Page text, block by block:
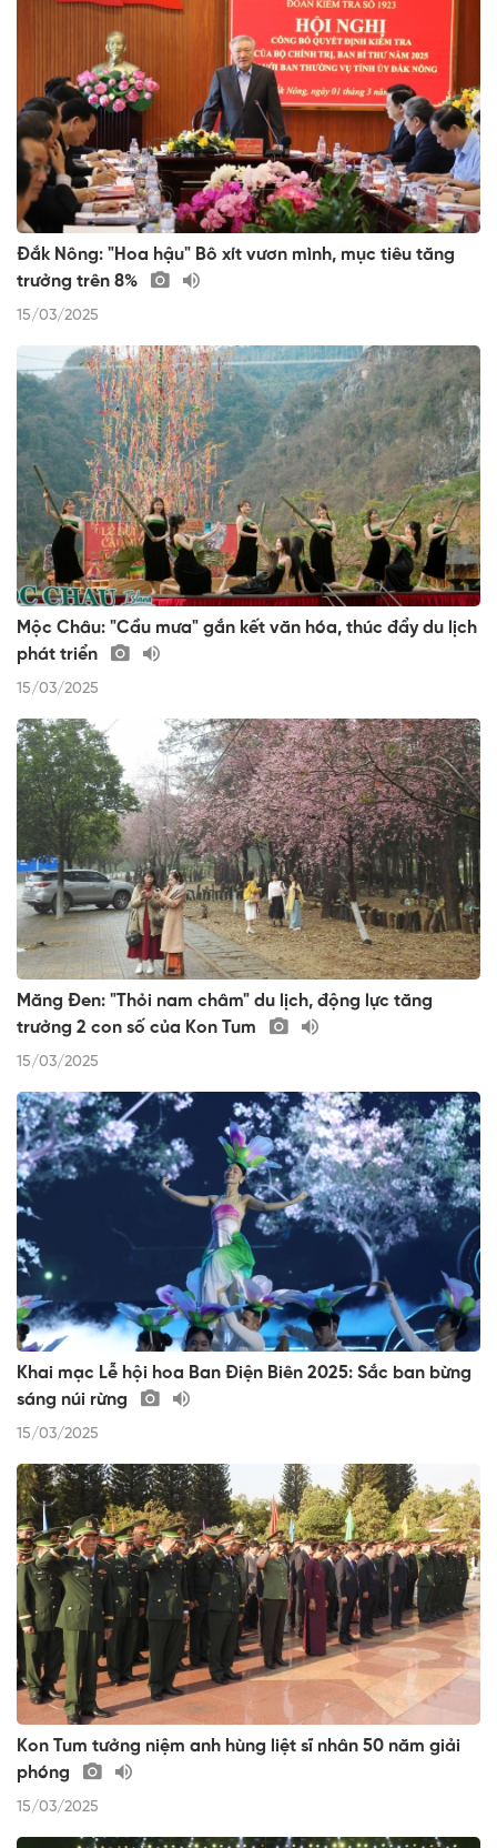
Đắk Nông: "Hoa hậu" Bô xít vươn mình, mục tiêu tăng
trưởng trên 8%
15/03/2025
Mộc Châu: "Cầu mưa" gắn kết văn hóa, thúc đẩy du lịch
phát triển
15/03/2025
Măng Đen: "Thỏi nam châm" du lịch, động lực tăng
trưởng 2 con số của Kon Tum
15/03/2025
Khai mạc Lễ hội hoa Ban Điện Biên 2025: Sắc ban bừng
sáng núi rừng
15/03/2025
Kon Tum tưởng niệm anh hùng liệt sĩ nhân 50 năm giải
phóng
15/03/2025